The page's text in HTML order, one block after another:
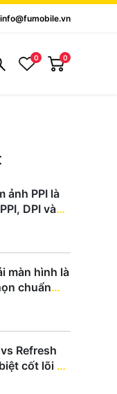
info@fumobile.vn
0 0
ảnh PPI là
DPI và
màn hình là
chuẩn
Refresh
cốt lõi và